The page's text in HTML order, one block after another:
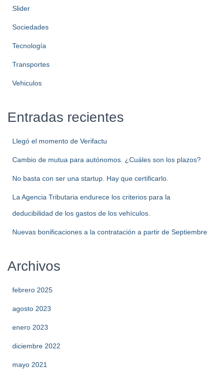
Slider
Sociedades
Tecnología
Transportes
Vehiculos
Entradas recientes
Llegó el momento de Verifactu
Cambio de mutua para autónomos. ¿Cuáles son los plazos?
No basta con ser una startup. Hay que certificarlo.
La Agencia Tributaria endurece los criterios para la
deducibilidad de los gastos de los vehículos.
Nuevas bonificaciones a la contratación a partir de Septiembre
Archivos
febrero 2025
agosto 2023
enero 2023
diciembre 2022
mayo 2021